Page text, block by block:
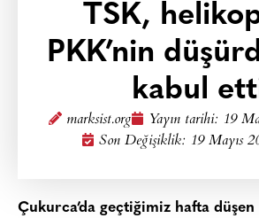
TSK,
PKK’nin
kabul
marksist.org Yayın tarihi: 19
Son Değişiklik: 19 Mayıs
Çukurca’da geçtiğimiz hafta